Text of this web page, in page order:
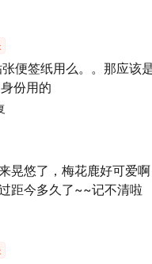
张便签纸用么。。那应该
份用的
晃悠了，梅花鹿好可爱
距今多久了~~记不清啦